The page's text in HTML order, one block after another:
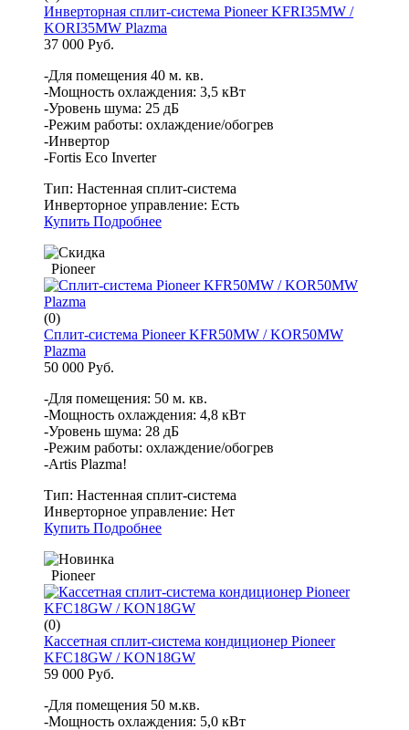
Инверторная сплит-система Pioneer KFRI35MW /
KORI35MW Plazma
37 000 Руб.
-Для помещения 40 м. кв.
-Мощность охлаждения: 3,5 кВт
-Уровень шума: 25 дБ
-Режим работы: охлаждение/обогрев
-Инвертор
-Fortis Eco Inverter
Тип: Настенная сплит-система
Инверторное управление: Есть
Купить Подробнее
Pioneer
(0)
Сплит-система Pioneer KFR50MW / KOR50MW
Plazma
50 000 Руб.
-Для помещения: 50 м. кв.
-Мощность охлаждения: 4,8 кВт
-Уровень шума: 28 дБ
-Режим работы: охлаждение/обогрев
-Artis Plazma!
Тип: Настенная сплит-система
Инверторное управление: Нет
Купить Подробнее
Pioneer
(0)
Кассетная сплит-система кондиционер Pioneer
KFC18GW / KON18GW
59 000 Руб.
-Для помещения 50 м.кв.
-Мощность охлаждения: 5,0 кВт